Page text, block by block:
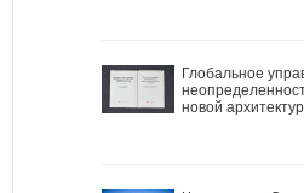
Глобальное
новой